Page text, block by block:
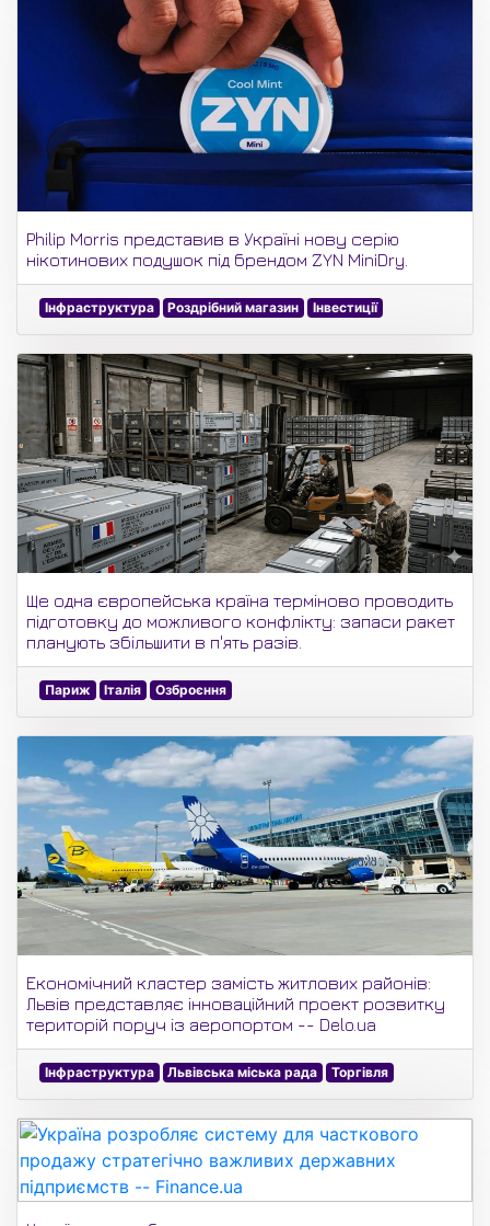
Philip Morris представив в Україні нову серію
нікотинових подушок під брендом ZYN MiniDry.
Інфраструктура Роздрібний магазин Інвестиції
Ще одна європейська країна терміново проводить
підготовку до можливого конфлікту: запаси ракет
планують збільшити в п'ять разів.
Париж Італія Озброєння
Економічний кластер замість житлових районів:
Львів представляє інноваційний проект розвитку
територій поруч із аеропортом -- Delo.ua
Інфраструктура Львівська міська рада Торгівля